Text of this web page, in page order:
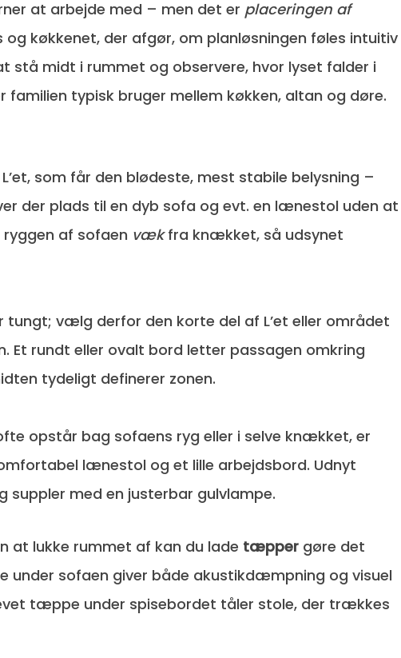
at arbejde med – men det er placeringen af
køkkenet, der afgør, om planløsningen føles intuitiv
stå midt i rummet og observere, hvor lyset falder i
typisk bruger mellem køkken, altan og døre.
som får den blødeste, mest stabile belysning –
der plads til en dyb sofa og evt. en lænestol uden at
ryggen af sofaen vækfra knækket, så udsynet
tungt; vælg derfor den korte del af L’et eller området
rundt eller ovalt bord letter passagen omkring
tydeligt definerer zonen.
opstår bag sofaens ryg eller i selve knækket, er
lænestol og et lille arbejdsbord. Udnyt
suppler med en justerbar gulvlampe.
at lukke rummet af kan du lade tæpper gøre det
under sofaen giver både akustikdæmpning og visuel
tæppe under spisebordet tåler stole, der trækkes